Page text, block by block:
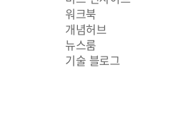
워크북
개념허브
뉴스룸
기술 블로그